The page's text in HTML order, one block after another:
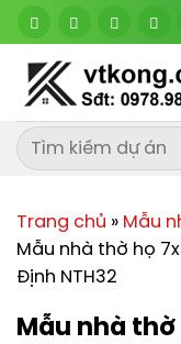
đến
dung
Trang chủ » Mẫu
Mẫu nhà thờ họ
Định NTH32
Mẫu nhà